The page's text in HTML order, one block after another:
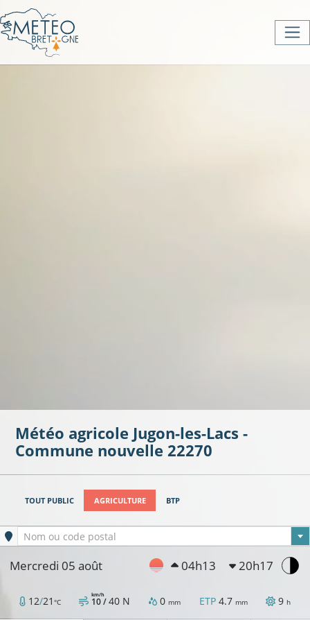
Météo agricole Jugon-les-Lacs -
Commune nouvelle 22270
TOUT PUBLIC AGRICULTURE BTP
Ville sélectionnée
Nom ou code postal
Mercredi 05 août 04h13 20h17
12/21 °C 10 /
km/h 40 N 0 mm ETP 4.7 mm 9 h